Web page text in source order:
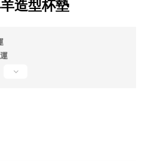
滿1300立折100
造型杯墊